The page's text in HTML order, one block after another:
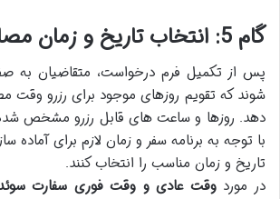
گام 5: انتخاب تاریخ و زمان مصاحبه
پس از تکمیل فرم درخواست، متقاضیان
شوند که تقویم روزهای موجود برای رزرو وقت
دهد. روزها و ساعت های قابل رزرو مشخص شده
با توجه به برنامه سفر و زمان لازم برای
تاریخ و زمان مناسب را انتخاب کنند.
در موردوقت عادی و وقت فوری سفارت